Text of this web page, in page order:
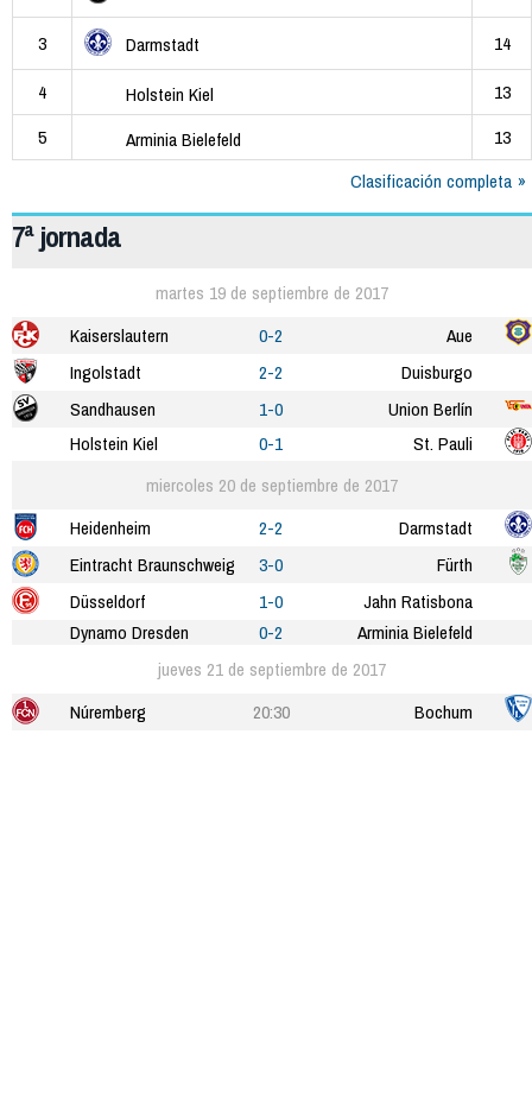
3 Darmstadt
14
4
Holstein Kiel
13
5
Arminia Bielefeld
13
Clasificación completa
7ª jornada
martes 19 de septiembre de 2017
Kaiserslautern
0-2
Aue
Ingolstadt
2-2
Duisburgo
Sandhausen
1-0
Union Berlín
Holstein Kiel
0-1
St. Pauli
miercoles 20 de septiembre de 2017
Heidenheim
2-2
Darmstadt
Eintracht Braunschweig
3-0
Fürth
Düsseldorf
1-0
Jahn Ratisbona
Dynamo Dresden
0-2
Arminia Bielefeld
jueves 21 de septiembre de 2017
Núremberg
20:30 Bochum